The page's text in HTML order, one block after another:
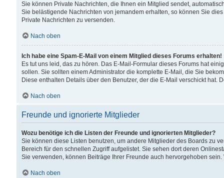
Sie können Private Nachrichten, die Ihnen ein Mitglied sendet,
Sie belästigende Nachrichten von jemandem erhalten, so können Sie
Private Nachrichten zu versenden.
Nach oben
Ich habe eine Spam-E-Mail von einem Mitglied dieses Forums erhalten!
Es tut uns leid, das zu hören. Das E-Mail-Formular dieses Forums hat
sollen. Sie sollten einem Administrator die komplette E-Mail, die Sie
Diese enthalten Details über den Benutzer, der die E-Mail verschickt hat.
Nach oben
Freunde und ignorierte Mitglieder
Wozu benötige ich die Listen der Freunde und ignorierten Mitglieder?
Sie können diese Listen benutzen, um andere Mitglieder des Boards zu
Bereich für den schnellen Zugriff aufgelistet. Sie sehen dort deren
Sie verwenden, können Beiträge Ihrer Freunde auch hervorgehoben
Nach oben